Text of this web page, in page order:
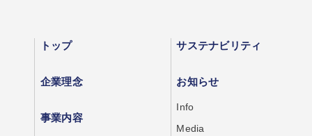
トップ
企業理念
事業内容
サステナビリティ
お知らせ
Info
Media